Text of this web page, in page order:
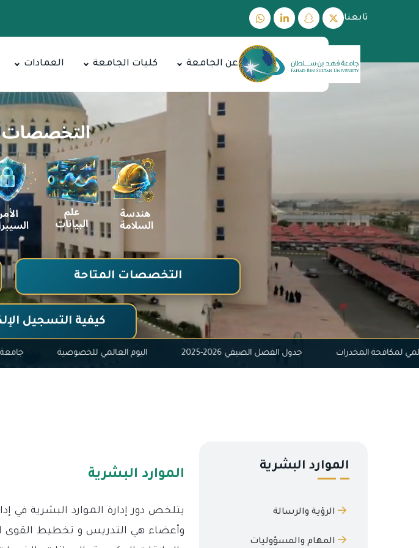
تابعنا
عن الجامعة كليات الجامعة العمادات
التخصصات المتاحة
كيفية التسجيل
اليوم العالمي لمكافحة المخدرات جدول الفصل الصيفي 2026-2025 اليوم العالمي للخصوصية
الموارد البشرية
الرؤية والرسالة
المهام والمسؤوليات
الموارد البشرية
يتلخص دور إدارة الموارد البشرية
وأعضاء هي التدريس و تخطيط القوى